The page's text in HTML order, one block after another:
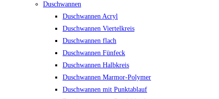
Duschwannen
Duschwannen Acryl
Duschwannen Viertelkreis
Duschwannen flach
Duschwannen Fünfeck
Duschwannen Halbkreis
Duschwannen Marmor-Polymer
Duschwannen mit Punktablauf